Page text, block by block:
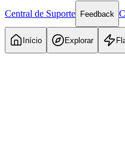
Central de Suporte Feedback
Início Explorar